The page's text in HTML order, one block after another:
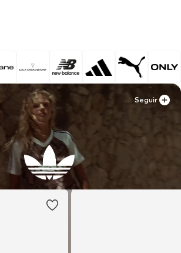
Seguir
Seguir
Seguir